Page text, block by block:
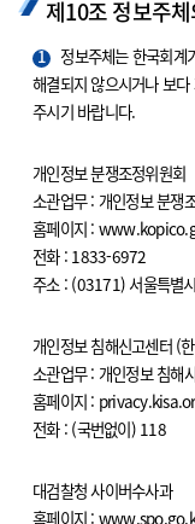
제10조 정보주
1
정보주체는 한국회계
해결되지 않으시거나 보다
주시기 바랍니다.
개인정보 분쟁조정위원회
소관업무 : 개인정보 분쟁
홈페이지 :
전화 : 1833-6972
주소 : (03171) 서울특별
개인정보 침해신고센터 (
소관업무 : 개인정보 침해
홈페이지 :
전화 : (국번없이) 118
대검찰청 사이버수사과
홈페이지 :